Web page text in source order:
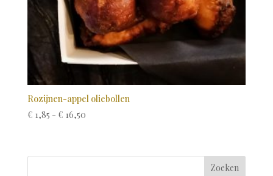
Rozijnen-appel oliebollen
€ 1,85 - € 16,50Prijsklasse:
€ 16,50
Zoeken